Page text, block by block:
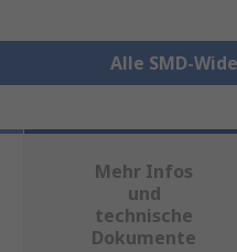
Alle SMD-
Mehr Infos
und
technische
Dokumente